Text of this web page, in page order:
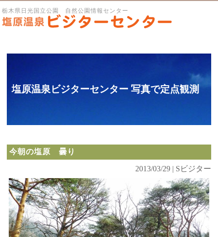
栃木県日光国立公園 自然公園情報センター
塩原温泉ビジターセンター 写真で定点観測
今朝の塩原 曇り
2013/03/29 | Sビジター